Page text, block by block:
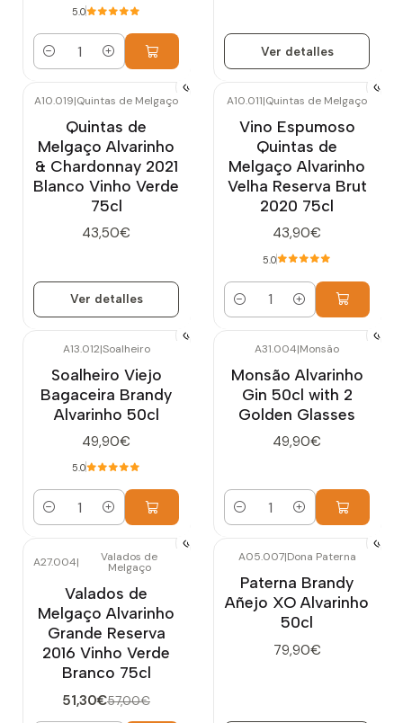
5.0
Cantidad
Ver detalles
A10.019|Quintas de Melgaço
Quintas de
Melgaço Alvarinho
& Chardonnay 2021
Blanco Vinho Verde
75cl
43,50€
Ver detalles
A10.011|Quintas de Melgaço
Vino Espumoso
Quintas de
Melgaço Alvarinho
Velha Reserva Brut
2020 75cl
43,90€
5.0
Cantidad
A13.012|Soalheiro
Soalheiro Viejo
Bagaceira Brandy
Alvarinho 50cl
49,90€
5.0
Cantidad
A31.004|Monsão
Monsão Alvarinho
Gin 50cl with 2
Golden Glasses
49,90€
Cantidad
-10%OFF
A27.004| Valados de
Melgaço
Valados de
Melgaço Alvarinho
Grande Reserva
2016 Vinho Verde
Branco 75cl
51,30€57,00€
A05.007|Dona Paterna
Paterna Brandy
Añejo XO Alvarinho
50cl
79,90€